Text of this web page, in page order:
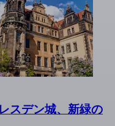
スデン城、新緑の